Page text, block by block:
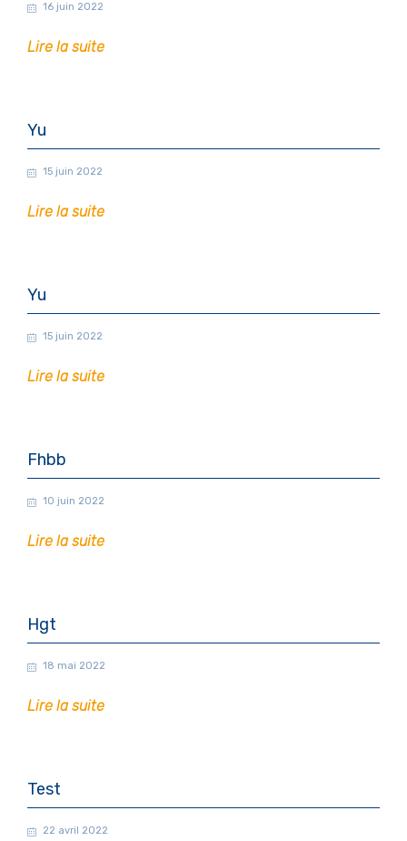
16 juin 2022
Lire la suite
Yu
15 juin 2022
Lire la suite
Yu
15 juin 2022
Lire la suite
Fhbb
10 juin 2022
Lire la suite
Hgt
18 mai 2022
Lire la suite
Test
22 avril 2022